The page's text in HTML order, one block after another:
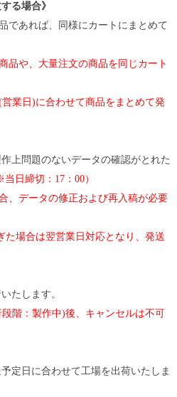
る場合》
であれば、同様にカートにまとめて
品や、大量注文の商品を同じカート
業日)に合わせて商品をまとめて発
上問題のないデータの確認がとれた
日締切：17：00）
、データの修正および再入稿が必要
た場合は翌営業日対応となり、発送
たします。
階：製作中)後、キャンセルは不可
定日に合わせて工場を出荷いたしま